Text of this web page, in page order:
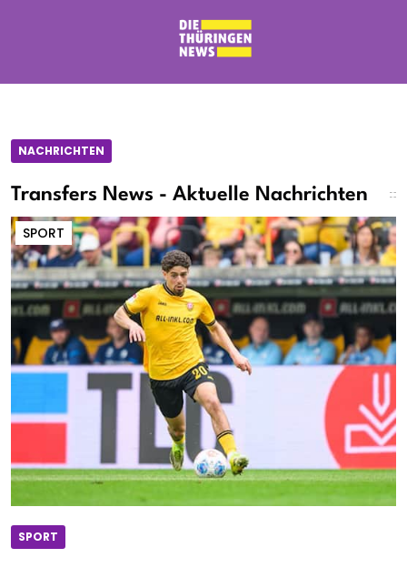
NACHRICHTEN
Transfers News - Aktuelle Nachrichten
SPORT
SPORT